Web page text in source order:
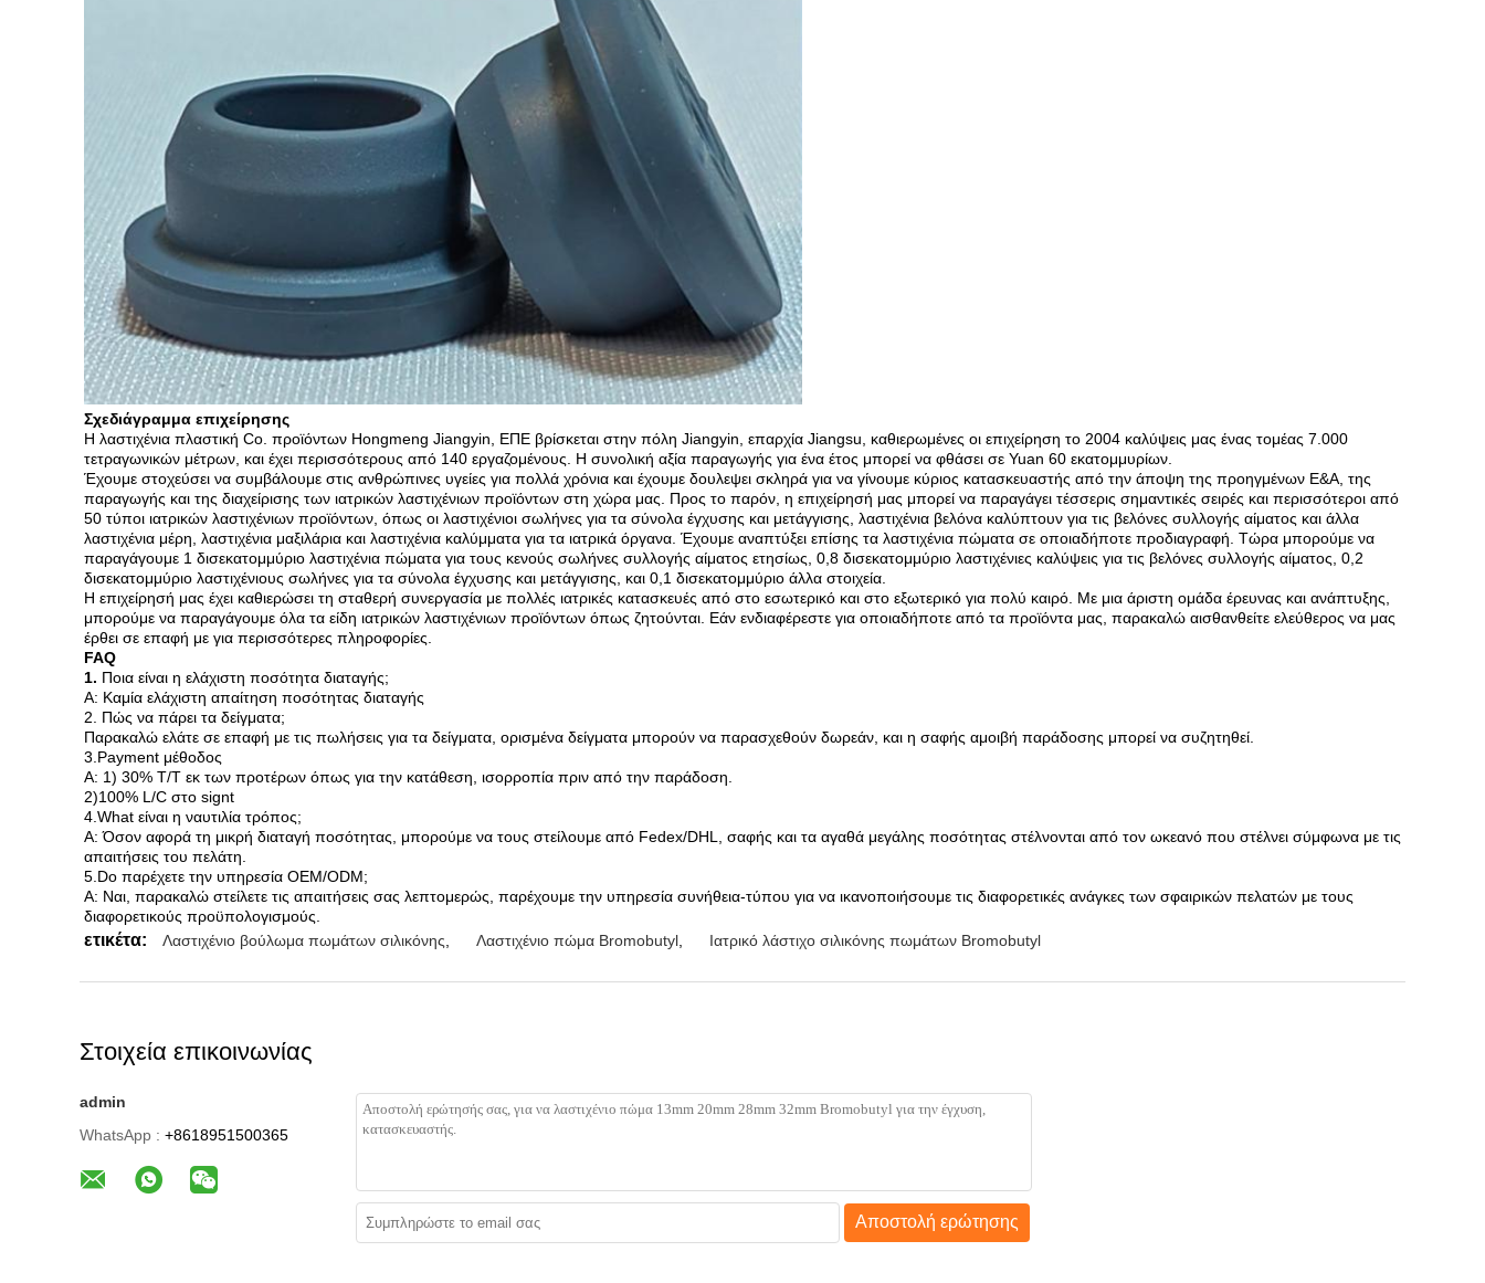
Σχεδιάγραμμα επιχείρησης
Η λαστιχένια πλαστική Co. προϊόντων Hongmeng Jiangyin, ΕΠΕ βρίσκεται στην πόλη Jiangyin, επαρχία Jiangsu, καθιερωμένες οι επιχείρηση το 2004 καλύψεις μας ένας τομέας 7.000
τετραγωνικών μέτρων, και έχει περισσότερους από 140 εργαζομένους. Η συνολική αξία παραγωγής για ένα έτος μπορεί να φθάσει σε Yuan 60 εκατομμυρίων.
Έχουμε στοχεύσει να συμβάλουμε στις ανθρώπινες υγείες για πολλά χρόνια και έχουμε δουλεψει σκληρά για να γίνουμε κύριος κατασκευαστής από την άποψη της προηγμένων Ε&Α, της
παραγωγής και της διαχείρισης των ιατρικών λαστιχένιων προϊόντων στη χώρα μας. Προς το παρόν, η επιχείρησή μας μπορεί να παραγάγει τέσσερις σημαντικές σειρές και περισσότεροι από
50 τύποι ιατρικών λαστιχένιων προϊόντων, όπως οι λαστιχένιοι σωλήνες για τα σύνολα έγχυσης και μετάγγισης, λαστιχένια βελόνα καλύπτουν για τις βελόνες συλλογής αίματος και άλλα
λαστιχένια μέρη, λαστιχένια μαξιλάρια και λαστιχένια καλύμματα για τα ιατρικά όργανα. Έχουμε αναπτύξει επίσης τα λαστιχένια πώματα σε οποιαδήποτε προδιαγραφή. Τώρα μπορούμε να
παραγάγουμε 1 δισεκατομμύριο λαστιχένια πώματα για τους κενούς σωλήνες συλλογής αίματος ετησίως, 0,8 δισεκατομμύριο λαστιχένιες καλύψεις για τις βελόνες συλλογής αίματος, 0,2
δισεκατομμύριο λαστιχένιους σωλήνες για τα σύνολα έγχυσης και μετάγγισης, και 0,1 δισεκατομμύριο άλλα στοιχεία.
Η επιχείρησή μας έχει καθιερώσει τη σταθερή συνεργασία με πολλές ιατρικές κατασκευές από στο εσωτερικό και στο εξωτερικό για πολύ καιρό. Με μια άριστη ομάδα έρευνας και ανάπτυξης,
μπορούμε να παραγάγουμε όλα τα είδη ιατρικών λαστιχένιων προϊόντων όπως ζητούνται. Εάν ενδιαφέρεστε για οποιαδήποτε από τα προϊόντα μας, παρακαλώ αισθανθείτε ελεύθερος να μας
έρθει σε επαφή με για περισσότερες πληροφορίες.
FAQ
1. Ποια είναι η ελάχιστη ποσότητα διαταγής;
Α: Καμία ελάχιστη απαίτηση ποσότητας διαταγής
2. Πώς να πάρει τα δείγματα;
Παρακαλώ ελάτε σε επαφή με τις πωλήσεις για τα δείγματα, ορισμένα δείγματα μπορούν να παρασχεθούν δωρεάν, και η σαφής αμοιβή παράδοσης μπορεί να συζητηθεί.
3.Payment μέθοδος
Α: 1) 30% T/T εκ των προτέρων όπως για την κατάθεση, ισορροπία πριν από την παράδοση.
2)100% L/C στο signt
4.What είναι η ναυτιλία τρόπος;
Α: Όσον αφορά τη μικρή διαταγή ποσότητας, μπορούμε να τους στείλουμε από Fedex/DHL, σαφής και τα αγαθά μεγάλης ποσότητας στέλνονται από τον ωκεανό που στέλνει σύμφωνα με τις
απαιτήσεις του πελάτη.
5.Do παρέχετε την υπηρεσία OEM/ODM;
Α: Ναι, παρακαλώ στείλετε τις απαιτήσεις σας λεπτομερώς, παρέχουμε την υπηρεσία συνήθεια-τύπου για να ικανοποιήσουμε τις διαφορετικές ανάγκες των σφαιρικών πελατών με τους
διαφορετικούς προϋπολογισμούς.
ετικέτα: Λαστιχένιο βούλωμα πωμάτων σιλικόνης, Λαστιχένιο πώμα Bromobutyl, Ιατρικό λάστιχο σιλικόνης πωμάτων Bromobutyl
Στοιχεία επικοινωνίας
admin
WhatsApp : +8618951500365
Αποστολή ερώτησης